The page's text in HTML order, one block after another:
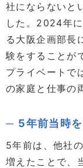
社にならないと
した。2024年
る大阪企画部長
験をすることが
プライベートで
の家庭と仕事の
5年前当時
5年前は、他社
増えたことで、